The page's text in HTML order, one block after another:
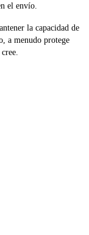
el envío.
la capacidad de
a menudo protege